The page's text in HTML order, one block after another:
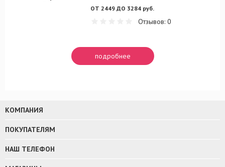
ОТ 2449 ДО 3284 руб.
Отзывов: 0
подробнее
КОМПАНИЯ
ПОКУПАТЕЛЯМ
НАШ ТЕЛЕФОН